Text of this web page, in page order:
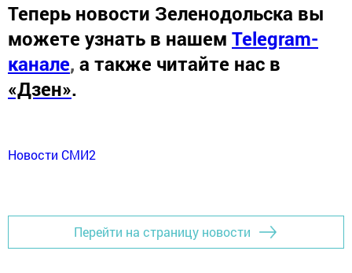
Теперь новости Зеленодольска вы
можете узнать в нашем Telegram-
канале, а также читайте нас в
«Дзен».
Новости СМИ2
Перейти на страницу новости